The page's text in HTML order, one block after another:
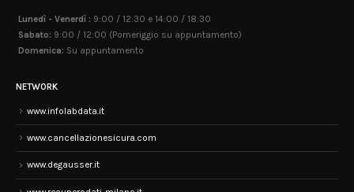
Lunedì - Venerdì : 9:00 / 12:30 e 14:00 / 18:30
Sabato: 9:00 / 12:00 (Pomeriggio su appuntamento)
Domenica: Su appuntamento
NETWORK
www.infolabdata.it
www.cancellazionesicura.com
www.degausser.it